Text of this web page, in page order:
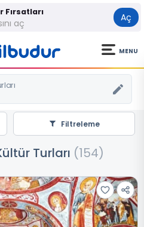
Fırsatları
aç Aç
MENU
Filtreleme
Turları (154)